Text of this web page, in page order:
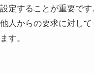
定することが重要で
人からの要求に対し
す。